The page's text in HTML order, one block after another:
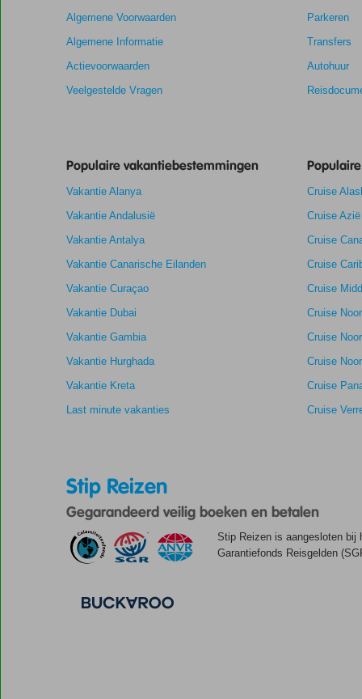
van
de
scores
te
Gebaseerd
op:
beoordelingen
7,8
Goed
Algemene indruk
Eten
Wifi kwaliteit
Algemene Voorwaarden
Algemene Informatie
Actievoorwaarden
Veelgestelde Vragen
Parkeren
Transfers
Autohuur
Populaire vakantiebestemmingen
Vakantie Alanya
Vakantie Andalusië
Vakantie Antalya
Vakantie Canarische Eilanden
Vakantie Curaçao
Vakantie Dubai
Vakantie Gambia
Vakantie Hurghada
Vakantie Kreta
Last minute vakanties
Cruise
Cruise Azië
Cruise
Cruise
Cruise
Cruise
Cruise
Cruise
Cruise
Cruise
Stip Reizen
Gegarandeerd veilig boeken en betalen
Stip Reizen is aangesloten bij
Garantiefonds Reisgelden